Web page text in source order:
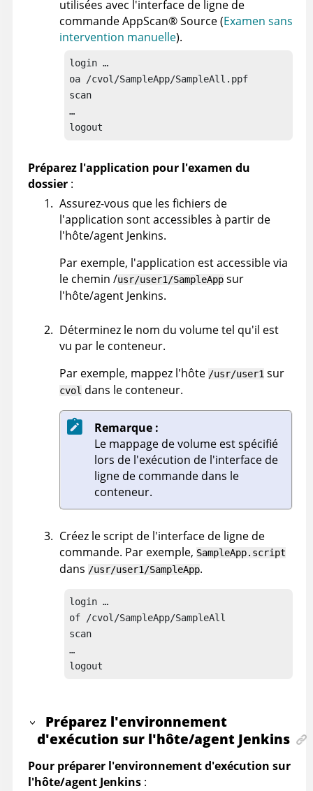
utilisées avec l'interface de ligne de
commandeAppScan®Source(Examen sans
intervention manuelle).
login …
oa /cvol/SampleApp/SampleAll.ppf
scan
…
logout
Préparez l'application pour l'examen du
dossier :
Assurez-vous que les fichiers de
l'application sont accessibles à partir de
l'hôte/agent Jenkins.
Par exemple, l'application est accessible via
le chemin /usr/user1/SampleApp sur
l'hôte/agent Jenkins.
Déterminez le nom du volume tel qu'il est
vu par le conteneur.
Par exemple, mappez l'hôte /usr/user1 sur
cvol dans le conteneur.
Remarque :
Le mappage de volume est spécifié
lors de l'exécution de l'interface de
ligne de commande dans le
conteneur.
Créez le script de l'interface de ligne de
commande. Par exemple, SampleApp.script
dans /usr/user1/SampleApp.
login …
of /cvol/SampleApp/SampleAll
scan
…
logout
Préparez l'environnement
d'exécution sur l'hôte/agent Jenkins
Pour préparer l'environnement d'exécution sur
l'hôte/agent Jenkins :